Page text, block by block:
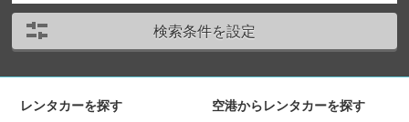
検索条件を設定
レンタカーを探す
空港からレンタカーを探す